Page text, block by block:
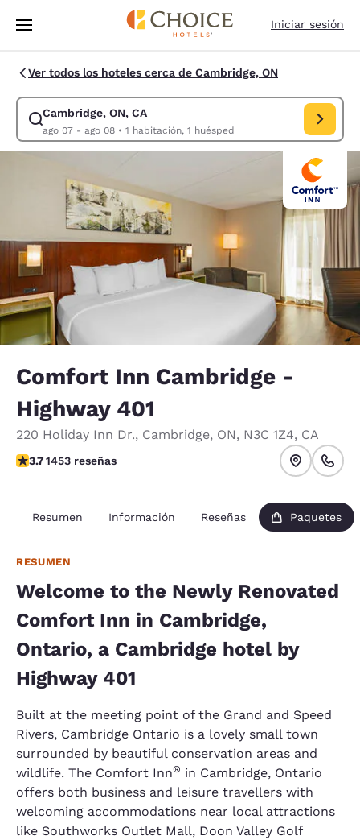
Saltar A Contenido Principal
Iniciar sesión
Ver todos los hoteles cerca de Cambridge, ON
Cambridge, ON, CA
ago 07 - ago 08• 1 habitación, 1 huésped
Modificar búsqueda para Cambridge, ON, CA. Fecha de entrada ago
Comfort Inn Cambridge -
Highway 401
220 Holiday Inn Dr., Cambridge, ON, N3C 1Z4, CA
Calificación de 3.66 estrellas. Bueno.
3.71453 reseñas
Resumen Información Reseñas Paquetes
RESUMEN
Welcome to the Newly Renovated
Comfort Inn in Cambridge,
Ontario, a Cambridge hotel by
Highway 401
Built at the meeting point of the Grand and Speed
Rivers, Cambridge Ontario is a lovely small town
surrounded by beautiful conservation areas and
wildlife. The Comfort Inn® in Cambridge, Ontario
offers both business and leisure travellers with
welcoming accommodations near local attractions
like Southworks Outlet Mall, Doon Valley Golf